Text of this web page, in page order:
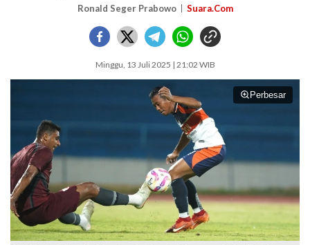
Ronald Seger Prabowo Suara.Com
Minggu, 13 Juli 2025 | 21:02 WIB
Perbesar